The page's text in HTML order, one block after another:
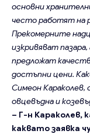
основни
често работят на
Прекомерните
изкривяват
предложат
достъпни цени.
Симеон Караколев,
овцевъдна и
– Г-н Караколев,
каквато заявка